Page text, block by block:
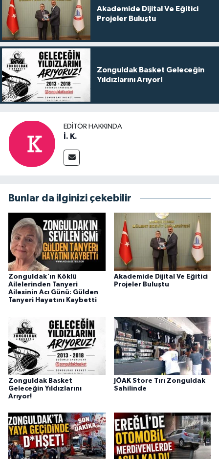
Akademide Dijital Ve Eğitici
Projeler Buluştu
Zonguldak Basket Geleceğin
Yıldızlarını Arıyor!
EDITÖR HAKKINDA
İ. K.
Bunlar da ilginizi çekebilir
Zonguldak'ın Köklü
Ailelerinden Tanyeri
Ailesinin Acı Günü: Gülden
Tanyeri Hayatını Kaybetti
Akademide Dijital Ve Eğitici
Projeler Buluştu
Zonguldak Basket
Geleceğin Yıldızlarını
Arıyor!
JÖAK Store Tırı Zonguldak
Sahilinde